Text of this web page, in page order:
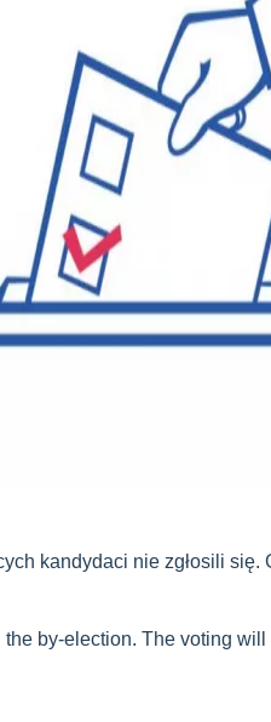
kandydaci nie zgłosili się.
by-election. The voting will